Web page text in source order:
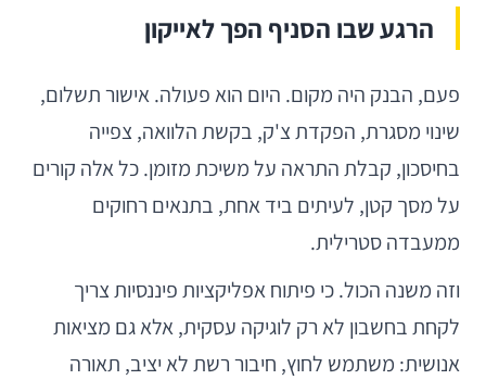
הרגע שבו הסניף הפך לאייקון
פעם, הבנק היה מקום. היום הוא פעולה. אישור תשלום,
שינוי מסגרת, הפקדת צ'ק, בקשת הלוואה, צפייה
בחיסכון, קבלת התראה על משיכת מזומן. כל אלה קורים
על מסך קטן, לעיתים ביד אחת, בתנאים רחוקים
ממעבדה סטרילית.
וזה משנה הכול. כי פיתוח אפליקציות פיננסיות צריך
לקחת בחשבון לא רק לוגיקה עסקית, אלא גם מציאות
אנושית: משתמש לחוץ, חיבור רשת לא יציב, תאורה